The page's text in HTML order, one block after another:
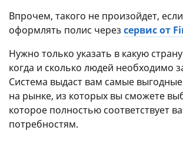
Впрочем, такого не произойдет,
оформлять полис через сервис от
Нужно только указать в какую
когда и сколько людей необходимо
Система выдаст вам самые
на рынке, из которых вы сможете
которое полностью соответствует
потребностям.